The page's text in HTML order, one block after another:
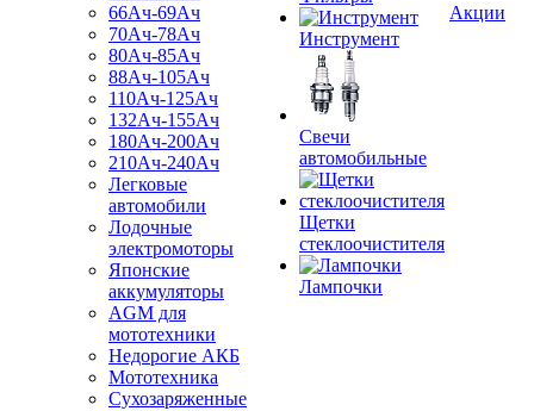
66Ач-69Ач
70Ач-78Ач
80Ач-85Ач
88Ач-105Ач
110Ач-125Ач
132Ач-155Ач
180Ач-200Ач
210Ач-240Ач
Легковые
автомобили
Лодочные
электромоторы
Японские
аккумуляторы
AGM для
мототехники
Недорогие АКБ
Мототехника
Сухозаряженные
Инструмент
Свечи
автомобильные
Щетки
стеклоочистителя
Лампочки
Акции